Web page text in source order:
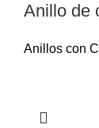
Anillo de
Anillos con